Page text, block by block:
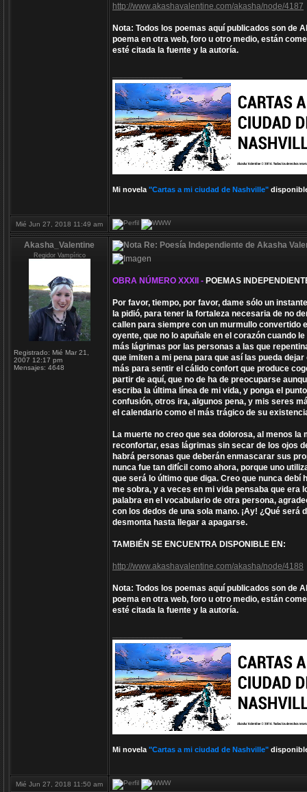
http://www.akashavalentine.com/akasha/node/4187
Nota: Todos los poemas aquí publicados son de
poema en otra web, foro u otro medio, están
esté citada la fuente y la autoría.
Mi novela "Cartas a mi ciudad de Nashville"
Mié Jun 27, 2018 11:49 am
Akasha_Valentine
Regidor Vampírico
Registrado: Mié Mar 21,
2007 12:17 pm
Mensajes: 4648
Re: Poesía Independiente de Akasha
OBRA NÚMERO XXXII - POEMAS
Por favor, tiempo, por favor, dame sólo un
la pidió, para tener la fortaleza necesaria de no
callen para siempre con un murmullo convertido
oyente, que no lo apuñale en el corazón cuando
más lágrimas por las personas a las que
que imiten a mi pena para que así las pueda
más para sentir el cálido confort que produce
partir de aquí, que no de ha de preocuparse
escriba la última línea de mi vida, y ponga el
confusión, otros ira, algunos pena, y mis seres
el calendario como el más trágico de su
La muerte no creo que sea dolorosa, al menos
reconfortar, esas lágrimas sin secar de los ojos
habrá personas que deberán enmascarar sus
nunca fue tan difícil como ahora, porque uno
que será lo último que diga. Creo que nunca
me sobra, y a veces en mi vida pensaba que era
palabra en el vocabulario de otra persona,
con los dedos de una sola mano. ¡Ay! ¿Qué
desmonta hasta llegar a apagarse.
TAMBIÉN SE ENCUENTRA DISPONIBLE EN:
http://www.akashavalentine.com/akasha/node/4188
Nota: Todos los poemas aquí publicados son de
poema en otra web, foro u otro medio, están
esté citada la fuente y la autoría.
Mi novela "Cartas a mi ciudad de Nashville"
Mié Jun 27, 2018 11:50 am